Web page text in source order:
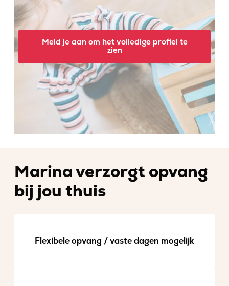
Meld je aan om het volledige profiel te
zien
Marina verzorgt opvang
bij jou thuis
Flexibele opvang / vaste dagen mogelijk